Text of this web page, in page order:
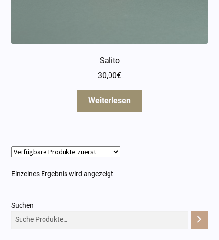
Salito
30,00€
Weiterlesen
Einzelnes Ergebnis wird angezeigt
Suchen